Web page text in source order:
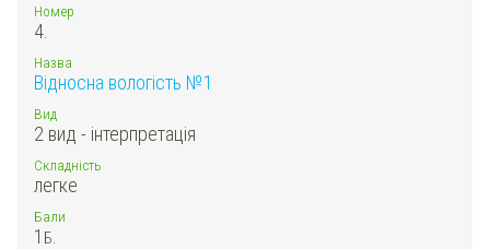
Номер
4.
Назва
Відносна вологість №1
Вид
2 вид - інтерпретація
Складність
легке
Бали
1 Б.